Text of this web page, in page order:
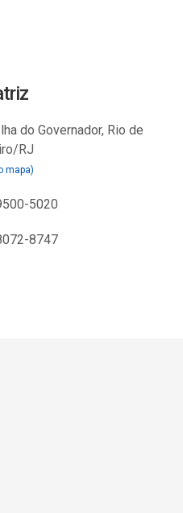
do Governador, Rio de
RJ
mapa)
5020
8747